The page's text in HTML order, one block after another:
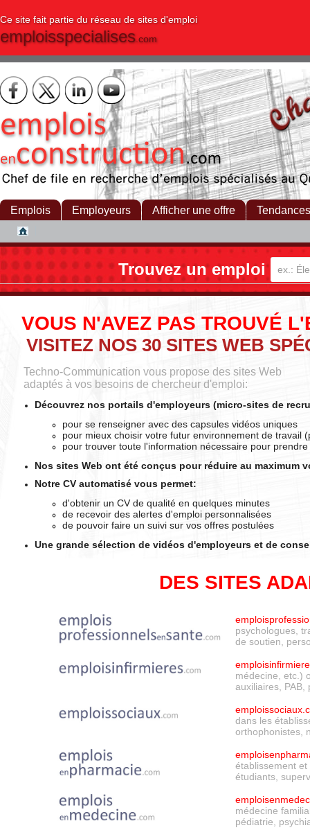
Ce site fait partie du réseau de sites d'emploi
emploisspecialises.com
Emplois Employeurs Afficher une offre Tendances
Trouvez un emploi
VOUS N'AVEZ PAS TROUVÉ
VISITEZ NOS 30 SITES WEB
Techno-Communication vous propose des sites Web
adaptés à vos besoins de chercheur d'emploi:
Découvrez nos portails d'employeurs (micro-sites de
pour se renseigner avec des capsules vidéos uniques
pour mieux choisir votre futur environnement de travail
pour trouver toute l'information nécessaire pour
Nos sites Web ont été conçus pour réduire au maximum
Notre CV automatisé vous permet:
d'obtenir un CV de qualité en quelques minutes
de recevoir des alertes d'emploi personnalisées
de pouvoir faire un suivi sur vos offres postulées
Une grande sélection de vidéos d'employeurs et de
DES SITES
psychologues,
de soutien,
médecine, etc.)
auxiliaires, PAB,
dans les
orthophonistes,
établissement et
étudiants,
médecine
pédiatrie,